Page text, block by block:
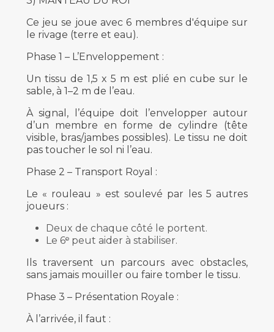
Ce jeu se joue avec 6 membres d'équipe sur
le rivage (terre et eau).
Phase 1 – L’Enveloppement :
Un tissu de 1,5 x 5 m est plié en cube sur le
sable, à 1–2 m de l’eau.
À signal, l’équipe doit l’envelopper autour
d’un membre en forme de cylindre (tête
visible, bras/jambes possibles). Le tissu ne doit
pas toucher le sol ni l’eau.
Phase 2 – Transport Royal :
Le « rouleau » est soulevé par les 5 autres
joueurs :
Deux de chaque côté le portent.
Le 6ᵉ peut aider à stabiliser.
Ils traversent un parcours avec obstacles,
sans jamais mouiller ou faire tomber le tissu.
Phase 3 – Présentation Royale :
À l’arrivée, il faut :